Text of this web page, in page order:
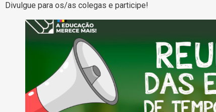
Divulgue para os/as colegas e participe!